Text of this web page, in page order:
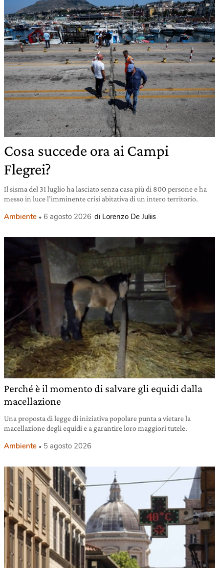
Cosa succede ora ai Campi
Flegrei?
Il sisma del 31 luglio ha lasciato senza casa più di 800 persone e ha
messo in luce l’imminente crisi abitativa di un intero territorio.
Ambiente 6 agosto 2026 di Lorenzo De Juliis
Perché è il momento di salvare gli equidi dalla
macellazione
Una proposta di legge di iniziativa popolare punta a vietare la
macellazione degli equidi e a garantire loro maggiori tutele.
Ambiente 5 agosto 2026